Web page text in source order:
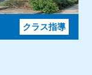
クラス指導